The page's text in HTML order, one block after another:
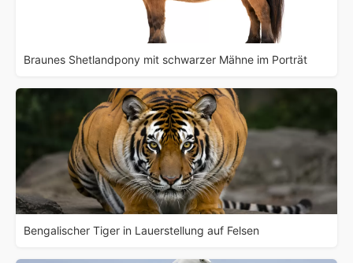
Braunes Shetlandpony mit schwarzer Mähne im Porträt
Bengalischer Tiger in Lauerstellung auf Felsen